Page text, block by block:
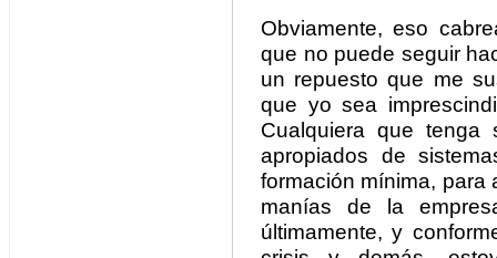
Obviamente, eso
que no puede seguir
un repuesto que me
que yo sea
Cualquiera que tenga
apropiados de
formación mínima, para
manías de la
últimamente, y